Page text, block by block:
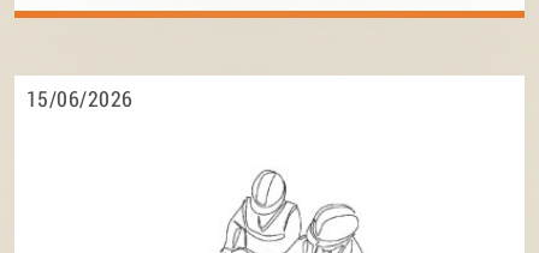
15/06/2026